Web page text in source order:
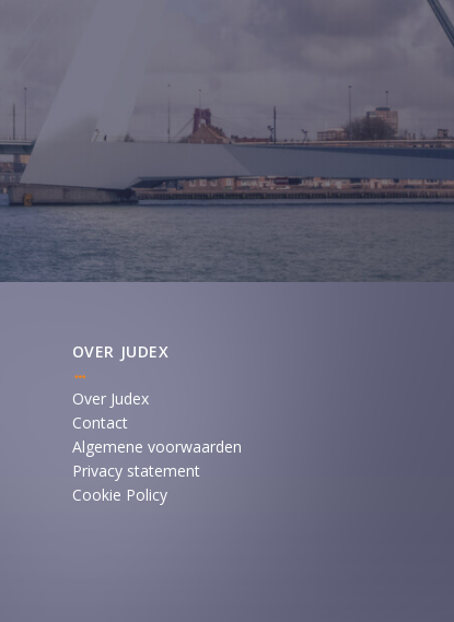
OVER JUDEX
Over Judex
Contact
Algemene voorwaarden
Privacy statement
Cookie Policy